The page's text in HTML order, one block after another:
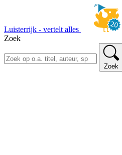
Luisterrijk - vertelt alles
Zoek
Zoek